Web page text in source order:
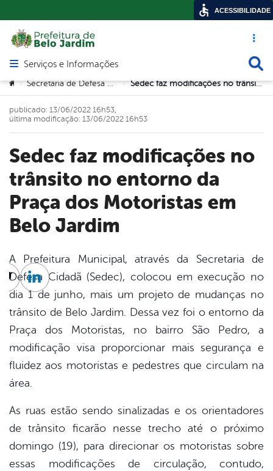
Acesso
Abrir menu principal de navegação
Serviços e Informações
Você está aqui:
> Secretaria de Defesa Cidadã (SEDEC) > Sedec faz modificações no trânsito no entorno da Praça dos Motoristas em Belo Jardim
Sedec faz modificações no
trânsito no entorno da
Praça dos Motoristas em
Belo Jardim
publicado: 13/06/2022 16h53,
última modificação: 13/06/2022 16h53
A Prefeitura Municipal, através da Secretaria de
Defesa Cidadã (Sedec), colocou em execução no
dia 1 de junho, mais um projeto de mudanças no
trânsito de Belo Jardim. Dessa vez foi o entorno da
Praça dos Motoristas, no bairro São Pedro, a
modificação visa proporcionar mais segurança e
fluidez aos motoristas e pedestres que circulam na
área.
As ruas estão sendo sinalizadas e os orientadores
de trânsito ficarão nesse trecho até o próximo
domingo (19), para direcionar os motoristas sobre
essas modificações de circulação, contudo,
Twitter
Linkedin
ACESSIBILIDADE